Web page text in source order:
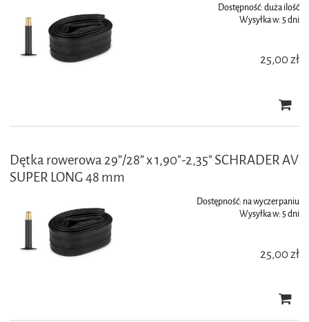
Dostępność:duża ilość
Wysyłka w:5 dni
25,00 zł
Dętka rowerowa 29”/28” x 1,90"-2,35" SCHRADER AV
SUPER LONG 48 mm
Dostępność: na wyczerpaniu
Wysyłka w:5 dni
25,00 zł